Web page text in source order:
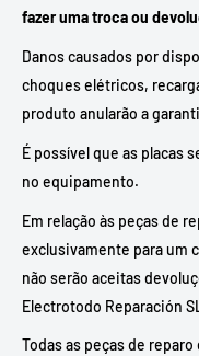
fazer uma troca ou
Danos causados ​​por
choques elétricos,
produto anularão a
É possível que as placas
no equipamento.
Em relação às peças de
exclusivamente para um
não serão aceitas
Electrotodo Reparación
Todas as peças de